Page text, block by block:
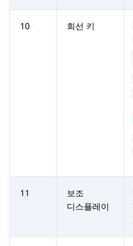
10 회선 키
11
보조
디스플레이